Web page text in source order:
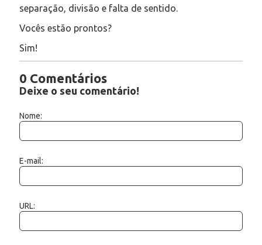
separação, divisão e falta de sentido.
Vocês estão prontos?
Sim!
0 Comentários
Deixe o seu comentário!
Nome:
E-mail:
URL: